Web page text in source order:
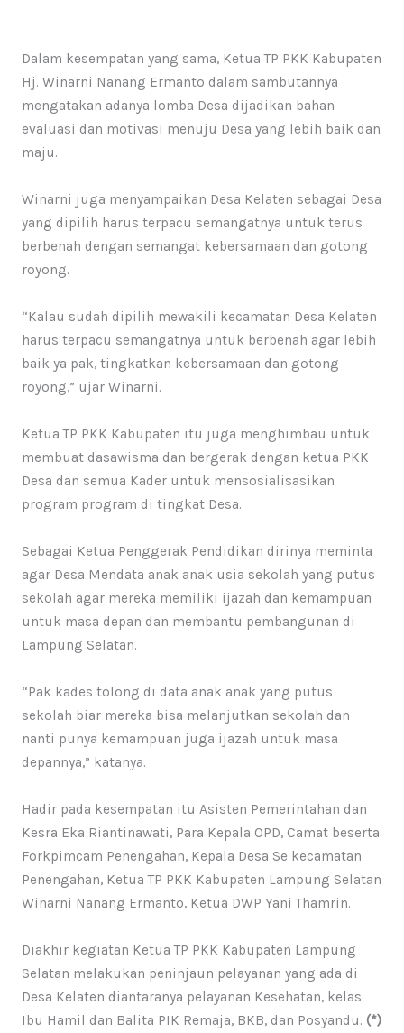
Dalam kesempatan yang sama, Ketua TP PKK Kabupaten
Hj. Winarni Nanang Ermanto dalam sambutannya
mengatakan adanya lomba Desa dijadikan bahan
evaluasi dan motivasi menuju Desa yang lebih baik dan
maju.
Winarni juga menyampaikan Desa Kelaten sebagai Desa
yang dipilih harus terpacu semangatnya untuk terus
berbenah dengan semangat kebersamaan dan gotong
royong.
“Kalau sudah dipilih mewakili kecamatan Desa Kelaten
harus terpacu semangatnya untuk berbenah agar lebih
baik ya pak, tingkatkan kebersamaan dan gotong
royong,” ujar Winarni.
Ketua TP PKK Kabupaten itu juga menghimbau untuk
membuat dasawisma dan bergerak dengan ketua PKK
Desa dan semua Kader untuk mensosialisasikan
program program di tingkat Desa.
Sebagai Ketua Penggerak Pendidikan dirinya meminta
agar Desa Mendata anak anak usia sekolah yang putus
sekolah agar mereka memiliki ijazah dan kemampuan
untuk masa depan dan membantu pembangunan di
Lampung Selatan.
“Pak kades tolong di data anak anak yang putus
sekolah biar mereka bisa melanjutkan sekolah dan
nanti punya kemampuan juga ijazah untuk masa
depannya,” katanya.
Hadir pada kesempatan itu Asisten Pemerintahan dan
Kesra Eka Riantinawati, Para Kepala OPD, Camat beserta
Forkpimcam Penengahan, Kepala Desa Se kecamatan
Penengahan, Ketua TP PKK Kabupaten Lampung Selatan
Winarni Nanang Ermanto, Ketua DWP Yani Thamrin.
Diakhir kegiatan Ketua TP PKK Kabupaten Lampung
Selatan melakukan peninjaun pelayanan yang ada di
Desa Kelaten diantaranya pelayanan Kesehatan, kelas
Ibu Hamil dan Balita PIK Remaja, BKB, dan Posyandu. (*)